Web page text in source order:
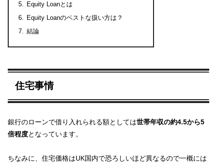
Equity Loanとは
Equity Loanのベストな扱い方は？
結論
住宅事情
銀行のローンで借り入れられる額としては世帯年収の約4.5から5
倍程度となっています。
ちなみに、住宅価格はUK国内で恐ろしいほど異なるので一概には